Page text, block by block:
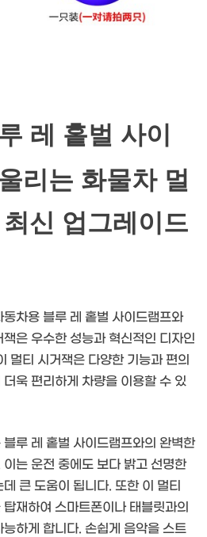
레 홑벌 사이
리는 화물차 멀
신 업그레이드
차용 블루 레 홑벌 사이드램프와
은 우수한 성능과 혁신적인 디자인
멀티 시거잭은 다양한 기능과 편의
욱 편리하게 차량을 이용할 수 있
루 레 홑벌 사이드램프와의 완벽한
는 운전 중에도 보다 밝고 선명한
큰 도움이 됩니다. 또한 이 멀티
재하여 스마트폰이나 태블릿과의
하게 합니다. 손쉽게 음악을 스트